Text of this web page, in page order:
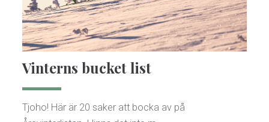
Vinterns bucket list
Tjoho! Här är 20 saker att bocka av på